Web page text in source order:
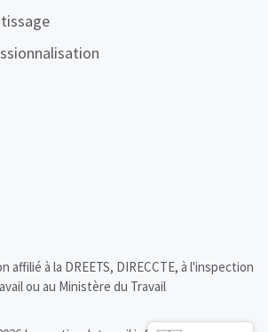
affilié à la DREETS, DIRECCTE, à l'inspection
ou au Ministère du Travail